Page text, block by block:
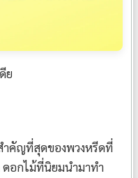
ย
คัญที่สุดของพวงหรีดที่
อกไม้ที่นิยมนำมาทำ